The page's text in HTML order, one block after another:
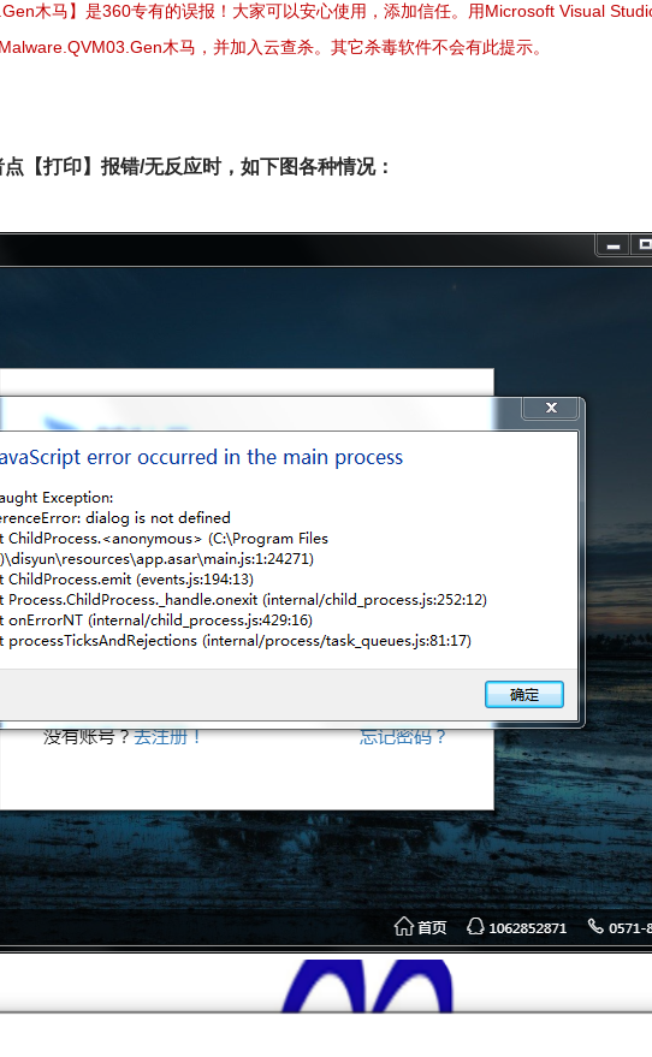
木马】是360专有的误报！大家可以安心使用，添加信任。用Microsoft Visual
木马，并加入云查杀。其它杀毒软件不会有此提示。
【打印】报错/无反应时，如下图各种情况：